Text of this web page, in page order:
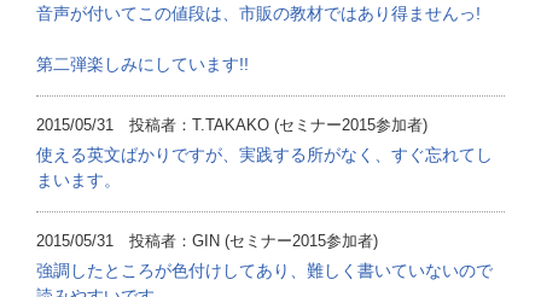
音声が付いてこの値段は、市販の教材ではあり得ませんっ!
第二弾楽しみにしています!!
2015/05/31 投稿者：T.TAKAKO (セミナー2015参加者)
使える英文ばかりですが、実践する所がなく、すぐ忘れてし
まいます。
2015/05/31 投稿者：GIN (セミナー2015参加者)
強調したところが色付けしてあり、難しく書いていないので